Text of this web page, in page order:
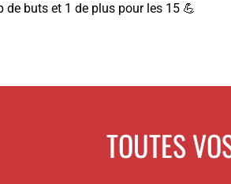
de buts et 1 de plus pour les 15 💪
TOUTES